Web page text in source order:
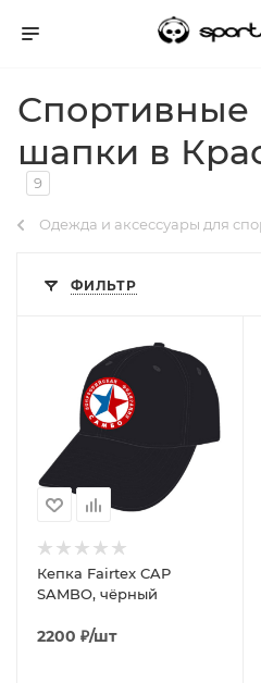
Спортивные
шапки в
9
Одежда и аксессуары для
ФИЛЬТР
Кепка Fairtex CAP
SAMBO, чёрный
2200 ₽/шт